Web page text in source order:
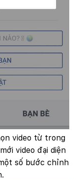
video từ trong
video đại diện
số bước chỉnh